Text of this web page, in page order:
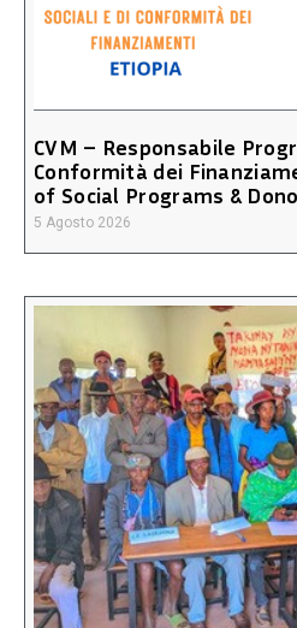
CVM – Responsabile
Conformità dei
of Social Programs &
5 Agosto 2026